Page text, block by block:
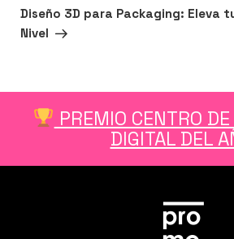
Siguiente
entrada
SIGUIENTE
Diseño 3D para Packaging: Eleva
Nivel
PREMIO CENTRO
DIGITAL DEL